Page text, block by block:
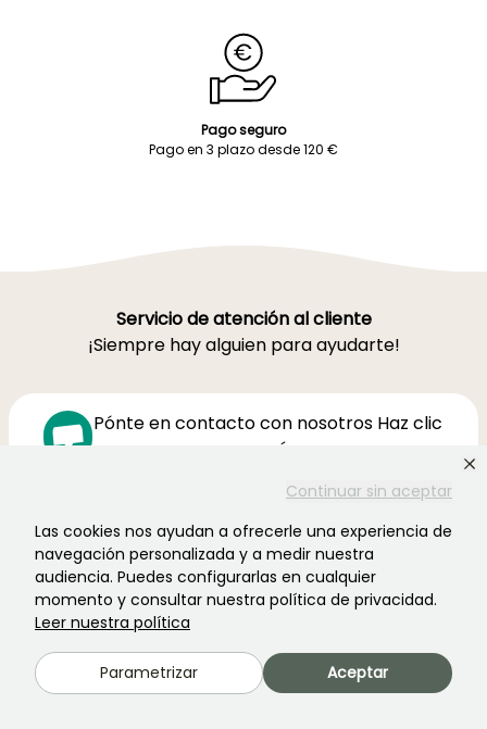
Continuar sin aceptar
Las cookies nos ayudan a ofrecerle una experiencia de
navegación personalizada y a medir nuestra
audiencia. Puedes configurarlas en cualquier
momento y consultar nuestra política de privacidad.
Leer nuestra política
Parametrizar Aceptar
Pago seguro
Pago en 3 plazo desde 120 €
Servicio de atención al cliente
¡Siempre hay alguien para ayudarte!
Pónte en contacto con nosotros Haz clic
aquí
Lunes-Viernes 8h30-19h00
Sábado 9h-16h
Ferme de la Cœuillerie
1012 rue Roger Lecerf
Francia